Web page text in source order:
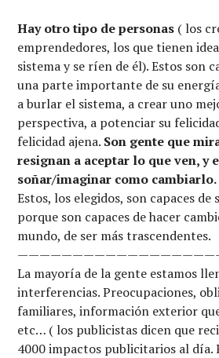
Hay otro tipo de personas ( los
emprendedores, los que tienen
sistema y se ríen de él). Estos son
una parte importante de su
a burlar el sistema, a crear uno
perspectiva, a potenciar su
felicidad ajena. Son gente que
resignan a aceptar lo que ven, y
soñar/imaginar como cambiarlo.
Estos, los elegidos, son capaces de
porque son capaces de hacer
mundo, de ser más trascendentes.
La mayoría de la gente estamos
interferencias. Preocupaciones,
familiares, información exterior
etc… ( los publicistas dicen que
4000 impactos publicitarios al día.